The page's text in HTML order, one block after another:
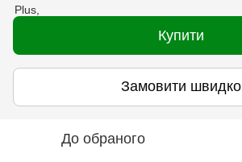
Купити
Замовити швидко
До обраного